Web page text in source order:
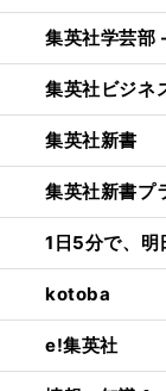
集英社学芸部
集英社ビジネ
集英社新書
集英社新書プ
1日5分で、
kotoba
e!集英社